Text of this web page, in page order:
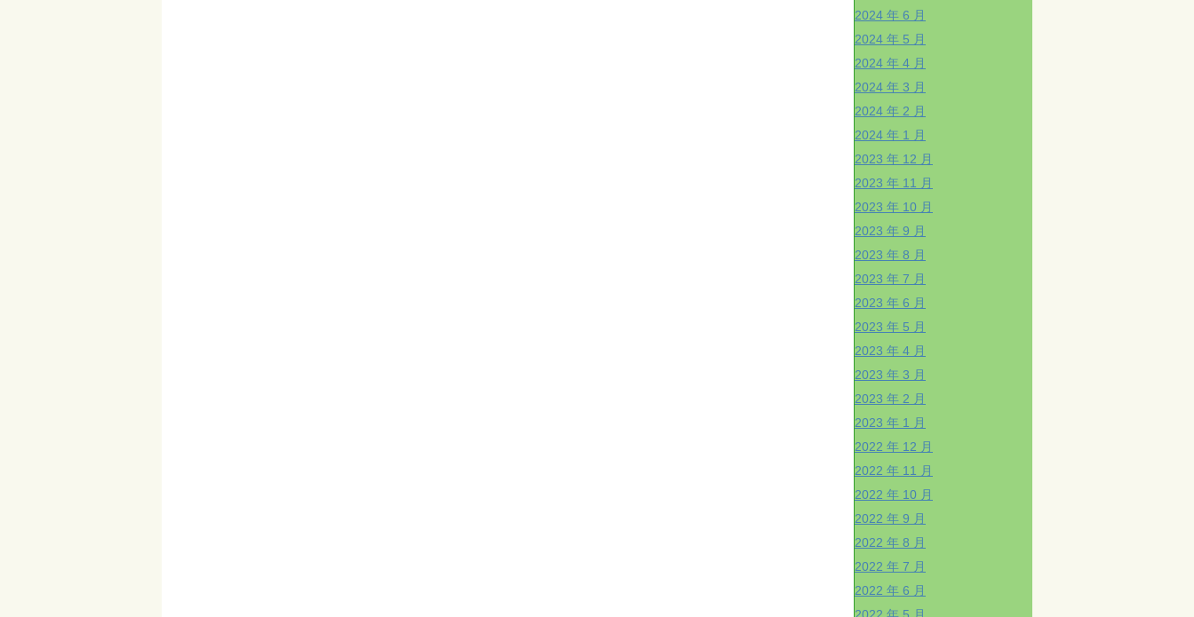
2024 年 6 月
2024 年 5 月
2024 年 4 月
2024 年 3 月
2024 年 2 月
2024 年 1 月
2023 年 12 月
2023 年 11 月
2023 年 10 月
2023 年 9 月
2023 年 8 月
2023 年 7 月
2023 年 6 月
2023 年 5 月
2023 年 4 月
2023 年 3 月
2023 年 2 月
2023 年 1 月
2022 年 12 月
2022 年 11 月
2022 年 10 月
2022 年 9 月
2022 年 8 月
2022 年 7 月
2022 年 6 月
2022 年 5 月